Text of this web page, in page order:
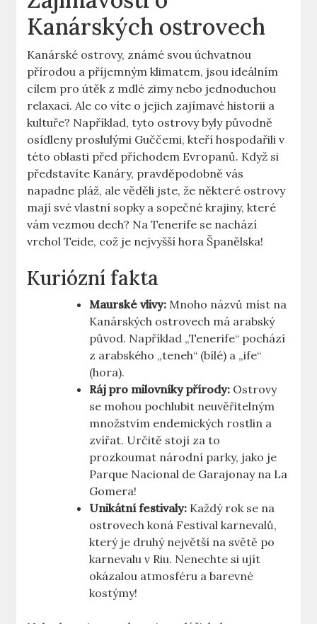
Kanárských ostrovech
Kanárské ostrovy, známé svou úchvatnou
přírodou a příjemným klimatem, jsou ideálním
cílem pro útěk z mdlé zimy nebo jednoduchou
relaxaci. Ale co víte o jejich zajímavé historii a
kultuře? Například, tyto ostrovy byly původně
osídleny proslulými Guččemi, kteří hospodařili v
této oblasti před příchodem Evropanů. Když si
představíte Kanáry, pravděpodobně vás
napadne pláž, ale věděli jste, že některé ostrovy
mají své vlastní sopky a sopečné krajiny, které
vám vezmou dech? Na Tenerife se nachází
vrchol Teide, což je nejvyšší hora Španělska!
Kuriózní fakta
Maurské vlivy: Mnoho názvů míst na
Kanárských ostrovech má arabský
původ. Například „Tenerife“ pochází
z arabského „teneh“ (bílé) a „ife“
(hora).
Ráj pro milovníky přírody: Ostrovy
se mohou pochlubit neuvěřitelným
množstvím endemických rostlin a
zvířat. Určitě stojí za to
prozkoumat národní parky, jako je
Parque Nacional de Garajonay na La
Gomera!
Unikátní festivaly: Každý rok se na
ostrovech koná Festival karnevalů,
který je druhý největší na světě po
karnevalu v Riu. Nenechte si ujít
okázalou atmosféru a barevné
kostýmy!